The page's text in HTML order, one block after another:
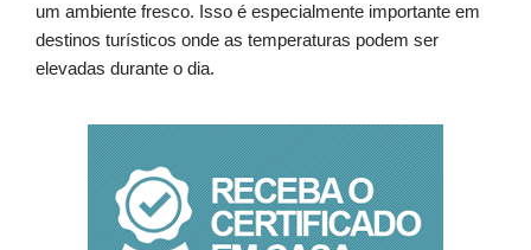
um ambiente fresco. Isso é especialmente importante em
destinos turísticos onde as temperaturas podem ser
elevadas durante o dia.